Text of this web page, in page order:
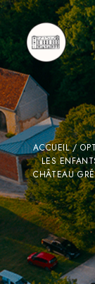
ACCUEIL/
LES
CHÂTEAU